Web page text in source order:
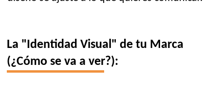
La "Identidad Visual" de tu Marca
(¿Cómo se va a ver?):